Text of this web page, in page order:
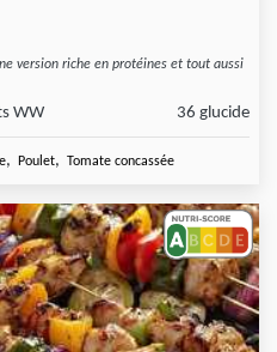
version riche en protéines et tout aussi
WW 36 glucide
, Poulet, Tomate concassée